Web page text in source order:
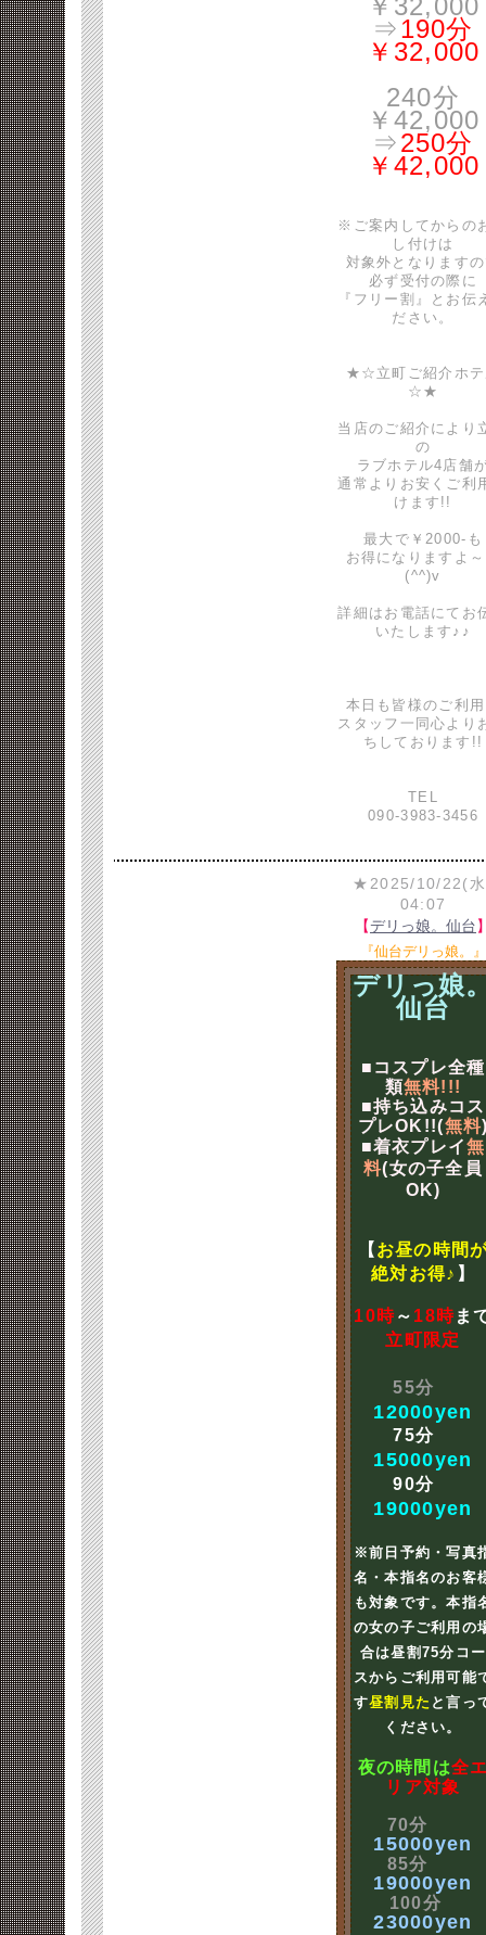
⇒190分
￥32,000
240分
￥42,000
⇒250分
￥42,000
※ご案内してからの
し付けは
対象外となります
必ず受付の際に
『フリー割』とお伝
ださい。
★☆立町ご紹介ホ
☆★
当店のご紹介により
の
ラブホテル4店舗
通常よりお安くご利
けます!!
最大で￥2000-も
お得になりますよ
(^^)v
詳細はお電話にてお
いたします♪♪
本日も皆様のご利
スタッフ一同心より
ちしております!!
TEL
090-3983-3456
★2025/10/22(
04:07
【デリっ娘。仙台
『仙台デリっ娘。』
デリっ娘
仙台
■コスプレ全種
類無料!!!
■持ち込みコス
プレOK!!(無料
■着衣プレイ無
料(女の子全員
OK)
【 お昼の時間
絶対お得♪ 】
10時～ 18時ま
立町限定
55分
12000yen
75分
15000yen
90分
19000yen
※前日予約・写真
名・本指名のお客
も対象です。本指
の女の子ご利用の
合は昼割75分コー
スからご利用可能
す昼割見た と言っ
ください。
夜の時間は全
リア対象
70分
15000yen
85分
19000yen
100分
23000yen